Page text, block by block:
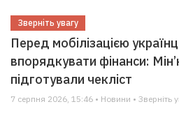
Зверніть увагу
Перед мобілізацією
впорядкувати фінанси:
підготували чекліст
7 серпня 2026, 15:46 • Новини • Зверніть